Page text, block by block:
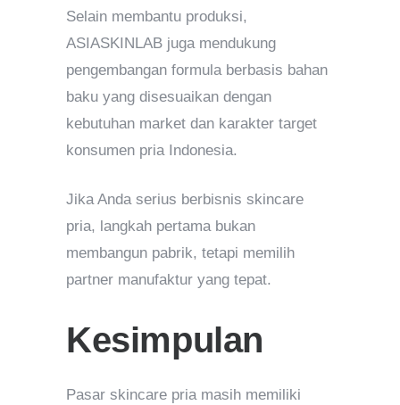
Selain membantu produksi,
ASIASKINLAB juga mendukung
pengembangan formula berbasis bahan
baku yang disesuaikan dengan
kebutuhan market dan karakter target
konsumen pria Indonesia.
Jika Anda serius berbisnis skincare
pria, langkah pertama bukan
membangun pabrik, tetapi memilih
partner manufaktur yang tepat.
Kesimpulan
Pasar skincare pria masih memiliki